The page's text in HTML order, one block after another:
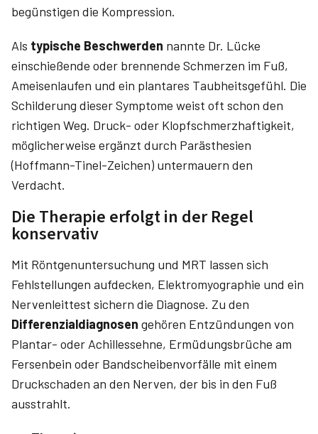
begünstigen­ die Kompression.
Als typische Beschwerden nannte Dr. ­Lücke
einschießende oder brennende Schmerzen im Fuß,
Ameisenlaufen und ein plantares Taubheitsgefühl. Die
Schilderung dieser Symptome weist oft schon den
richtigen Weg. Druck- oder Klopfschmerzhaftigkeit,
möglicherweise ergänzt durch Parästhesien
(Hoffmann-Tinel-Zeichen) untermauern den
Verdacht.
Die Therapie erfolgt in der Regel
konservativ
Mit Röntgenuntersuchung und MRT lassen sich
Fehlstellungen aufdecken, Elektromyographie und ein
Nervenleittest sichern die Diagnose. Zu den
Differenzialdiagnosen gehören Entzündungen von
Plantar- oder Achillessehne, Ermüdungsbrüche am
Fersenbein oder Bandscheibenvorfälle mit einem
Druckschaden an den Nerven, der bis in den Fuß
ausstrahlt.